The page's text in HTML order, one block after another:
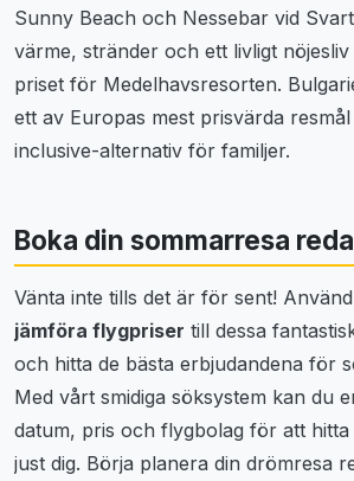
Sunny Beach och Nessebar vid
värme, stränder och ett livligt
priset för Medelhavsresorten.
ett av Europas mest prisvärda
inclusive-alternativ för familjer.
Boka din sommarresa
Vänta inte tills det är för sent!
jämföra flygpriser till dessa
och hitta de bästa erbjudandena för
Med vårt smidiga söksystem kan du
datum, pris och flygbolag för att
just dig. Börja planera din drömresa